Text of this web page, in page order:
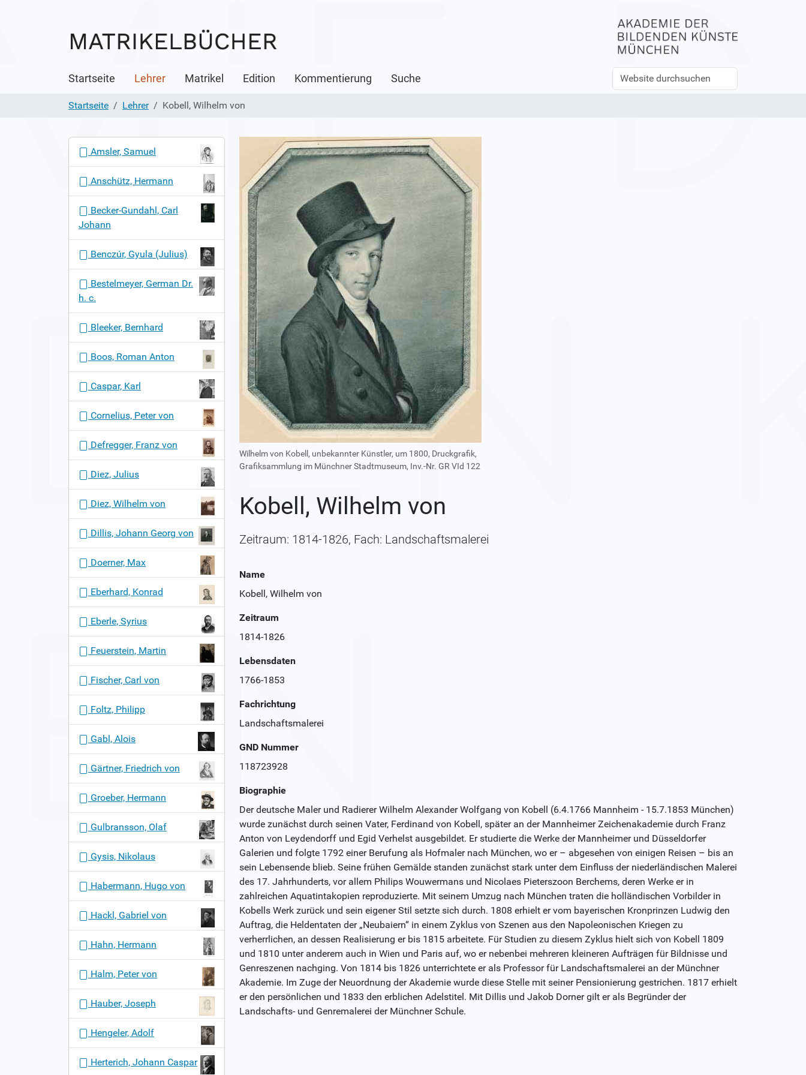
Startseite Lehrer Matrikel Edition Kommentierung Suche
Website
durchsuchen
Erweiterte
Suche…
Startseite
Lehrer Kobell, Wilhelm von
Wilhelm von Kobell, unbekannter Künstler, um 1800, Druckgrafik,
Grafiksammlung im Münchner Stadtmuseum, Inv.-Nr. GR VId 122
Kobell, Wilhelm von
Zeitraum: 1814-1826, Fach: Landschaftsmalerei
Name
Kobell, Wilhelm von
Zeitraum
1814-1826
Lebensdaten
1766-1853
Fachrichtung
Landschaftsmalerei
GND Nummer
118723928
Biographie
Der deutsche Maler und Radierer Wilhelm Alexander Wolfgang von Kobell (6.4.1766 Mannheim - 15.7.1853 München)
wurde zunächst durch seinen Vater, Ferdinand von Kobell, später an der Mannheimer Zeichenakademie durch Franz
Anton von Leydendorff und Egid Verhelst ausgebildet. Er studierte die Werke der Mannheimer und Düsseldorfer
Galerien und folgte 1792 einer Berufung als Hofmaler nach München, wo er – abgesehen von einigen Reisen – bis an
sein Lebensende blieb. Seine frühen Gemälde standen zunächst stark unter dem Einfluss der niederländischen Malerei
des 17. Jahrhunderts, vor allem Philips Wouwermans und Nicolaes Pieterszoon Berchems, deren Werke er in
zahlreichen Aquatintakopien reproduzierte. Mit seinem Umzug nach München traten die holländischen Vorbilder in
Kobells Werk zurück und sein eigener Stil setzte sich durch. 1808 erhielt er vom bayerischen Kronprinzen Ludwig den
Auftrag, die Heldentaten der „Neubaiern“ in einem Zyklus von Szenen aus den Napoleonischen Kriegen zu
verherrlichen, an dessen Realisierung er bis 1815 arbeitete. Für Studien zu diesem Zyklus hielt sich von Kobell 1809
und 1810 unter anderem auch in Wien und Paris auf, wo er nebenbei mehreren kleineren Aufträgen für Bildnisse und
Genreszenen nachging. Von 1814 bis 1826 unterrichtete er als Professor für Landschaftsmalerei an der Münchner
Akademie. Im Zuge der Neuordnung der Akademie wurde diese Stelle mit seiner Pensionierung gestrichen. 1817 erhielt
er den persönlichen und 1833 den erblichen Adelstitel. Mit Dillis und Jakob Dorner gilt er als Begründer der
Landschafts- und Genremalerei der Münchner Schule.
n
Amsler, Samuel
Anschütz, Hermann
Becker-Gundahl, Carl
Johann
Benczúr, Gyula (Julius)
Bestelmeyer, German Dr.
h. c.
Bleeker, Bernhard
Boos, Roman Anton
Caspar, Karl
Cornelius, Peter von
Defregger, Franz von
Diez, Julius
Diez, Wilhelm von
Dillis, Johann Georg von
Doerner, Max
Eberhard, Konrad
Eberle, Syrius
Feuerstein, Martin
Fischer, Carl von
Foltz, Philipp
Gabl, Alois
Gärtner, Friedrich von
Groeber, Hermann
Gulbransson, Olaf
Gysis, Nikolaus
Habermann, Hugo von
Hackl, Gabriel von
Hahn, Hermann
Halm, Peter von
Hauber, Joseph
Hengeler, Adolf
Herterich, Johann Caspar